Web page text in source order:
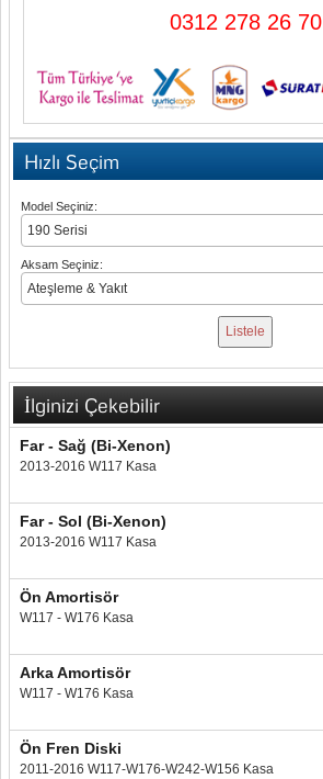
0312 278 26 70
Hızlı Seçim
Model Seçiniz:
Aksam Seçiniz:
İlginizi Çekebilir
Far - Sağ (Bi-Xenon)
2013-2016 W117 Kasa
Far - Sol (Bi-Xenon)
2013-2016 W117 Kasa
Ön Amortisör
W117 - W176 Kasa
Arka Amortisör
W117 - W176 Kasa
Ön Fren Diski
2011-2016 W117-W176-W242-W156 Kasa